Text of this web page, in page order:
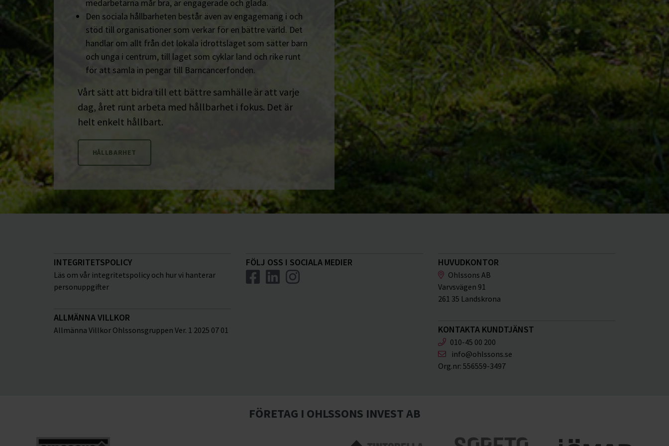
medarbetarna mår bra, är engagerade och glada.
Den sociala hållbarheten består även av engagemang i och
stöd till organisationer som verkar för en bättre värld. Det
handlar om allt från det lokala idrottslaget som sätter barn
och unga i centrum, till laget som cyklar land och rike runt
för att samla in pengar till Barncancerfonden.
Vårt sätt att bidra till ett bättre samhälle är att varje
dag, året runt arbeta med hållbarhet i fokus. Det är
helt enkelt hållbart.
HÅLLBARHET
INTEGRITETSPOLICY
Läs om vår integritetspolicy och hur vi hanterar
personuppgifter
ALLMÄNNA VILLKOR
Allmänna Villkor Ohlssonsgruppen Ver. 1 2025 07 01
FÖLJ OSS I SOCIALA MEDIER HUVUDKONTOR
Ohlssons AB
Varvsvägen 91
261 35 Landskrona
KONTAKTA KUNDTJÄNST
010-45 00 200
info@ohlssons.se
Org.nr: 556559-3497
FÖRETAG I OHLSSONS INVEST AB